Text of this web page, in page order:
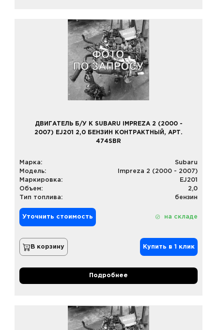
ДВИГАТЕЛЬ Б/У К SUBARU IMPREZA 2 (2000 -
2007) EJ201 2,0 БЕНЗИН КОНТРАКТНЫЙ, АРТ.
474SBR
Марка:
Subaru
Модель:
Impreza 2 (2000 - 2007)
Маркировка:
EJ201
Объем:
2,0
Тип топлива:
бензин
Уточнить стоимость на складе
В корзину Купить в 1 клик
Подробнее